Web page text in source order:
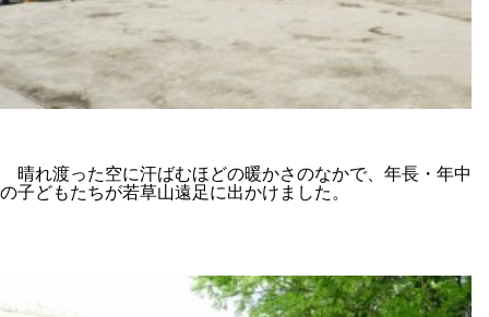
晴れ渡った空に汗ばむほどの暖かさのなかで、年長・年中
の子どもたちが若草山遠足に出かけました。